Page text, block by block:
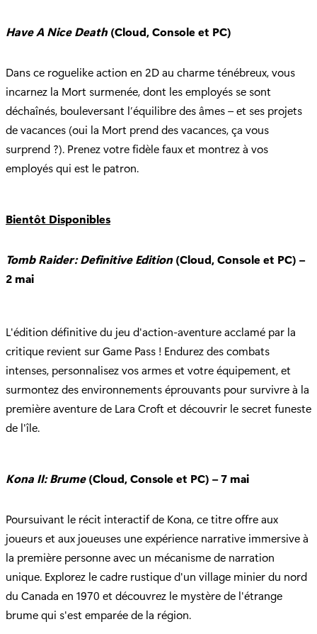
Have A Nice Death(Cloud, Console et PC)
Dans ce roguelike action en 2D au charme ténébreux, vous
incarnez la Mort surmenée, dont les employés se sont
déchaînés, bouleversant l’équilibre des âmes – et ses projets
de vacances (oui la Mort prend des vacances, ça vous
surprend ?). Prenez votre fidèle faux et montrez à vos
employés qui est le patron.
Bientôt Disponibles
Tomb Raider: Definitive Edition(Cloud, Console et PC) –
2 mai
L'édition définitive du jeu d'action-aventure acclamé par la
critique revient sur Game Pass ! Endurez des combats
intenses, personnalisez vos armes et votre équipement, et
surmontez des environnements éprouvants pour survivre à la
première aventure de Lara Croft et découvrir le secret funeste
de l'île.
Kona II: Brume(Cloud, Console et PC) – 7 mai
Poursuivant le récit interactif de Kona, ce titre offre aux
joueurs et aux joueuses une expérience narrative immersive à
la première personne avec un mécanisme de narration
unique. Explorez le cadre rustique d'un village minier du nord
du Canada en 1970 et découvrez le mystère de l'étrange
brume qui s'est emparée de la région.